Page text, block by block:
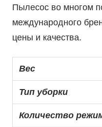
Пылесос во многом
международного
цены и качества.
Вес
Тип уборки
Количество